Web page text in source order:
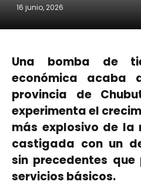
16 junio, 2026
Una bomba de
económica acaba
provincia de
experimenta el
más explosivo de la
castigada con un
sin precedentes que
servicios básicos.